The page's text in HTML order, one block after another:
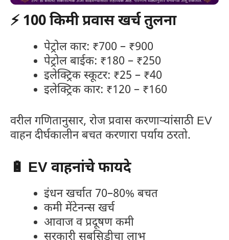
⚡ 100 किमी प्रवास खर्च तुलना
पेट्रोल कार: ₹700 – ₹900
पेट्रोल बाईक: ₹180 – ₹250
इलेक्ट्रिक स्कूटर: ₹25 – ₹40
इलेक्ट्रिक कार: ₹120 – ₹160
वरील गणितानुसार, रोज प्रवास करणाऱ्यांसाठी EV
वाहन दीर्घकालीन बचत करणारा पर्याय ठरतो.
🔋 EV वाहनांचे फायदे
इंधन खर्चात 70–80% बचत
कमी मेंटेनन्स खर्च
आवाज व प्रदूषण कमी
सरकारी सबसिडीचा लाभ